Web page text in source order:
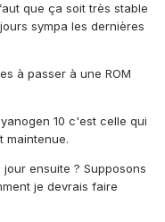
que ça soit très stable
sympa les dernières
à passer à une ROM
10 c'est celle qui
maintenue.
ensuite ? Supposons
je devrais faire